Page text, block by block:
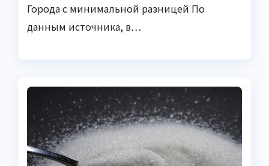
Города с минимальной разницей По
данным источника, в…